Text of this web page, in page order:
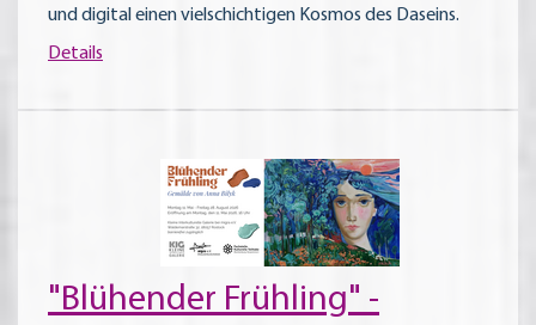
und digital einen vielschichtigen Kosmos des Daseins.
Details
"Blühender Frühling" -